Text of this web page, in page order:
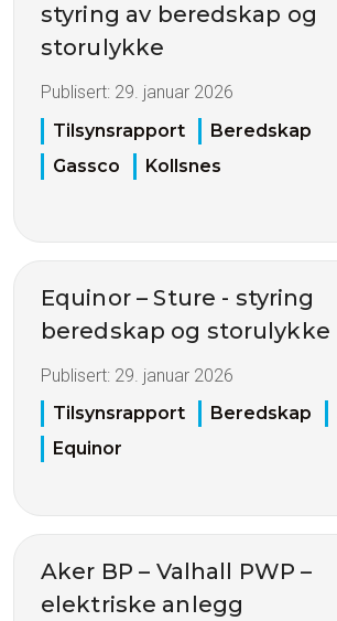
styring av beredskap og
storulykke
Publisert: 29. januar 2026
Tilsynsrapport
Beredskap
Gassco
Kollsnes
Equinor – Sture - styring
beredskap og storulykke
Publisert: 29. januar 2026
Tilsynsrapport
Beredskap
Equinor
Aker BP – Valhall PWP –
elektriske anlegg